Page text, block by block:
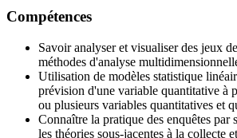
Compétences
Savoir analyser et visualiser des jeux
méthodes d'analyse
Utilisation de modèles statistique
prévision d'une variable quantitative à
ou plusieurs variables quantitatives et
Connaître la pratique des enquêtes par
les théories sous-jacentes à la collecte